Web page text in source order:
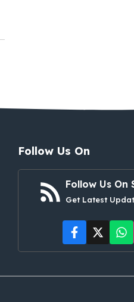
Follow Us On
Follow Us On
Get Latest